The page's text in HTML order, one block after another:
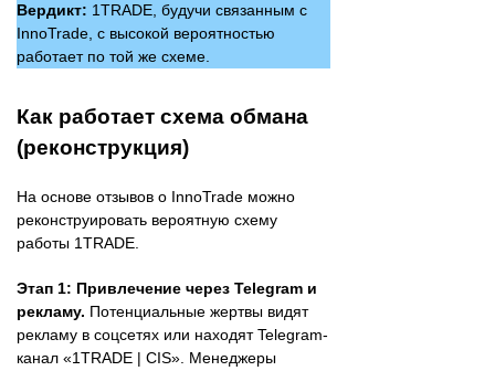
Вердикт: 1TRADE, будучи связанным с
InnoTrade, с высокой вероятностью
работает по той же схеме.
Как работает схема обмана
(реконструкция)
На основе отзывов о InnoTrade можно
реконструировать вероятную схему
работы 1TRADE.
Этап 1: Привлечение через Telegram и
рекламу. Потенциальные жертвы видят
рекламу в соцсетях или находят Telegram-
канал «1TRADE | CIS». Менеджеры